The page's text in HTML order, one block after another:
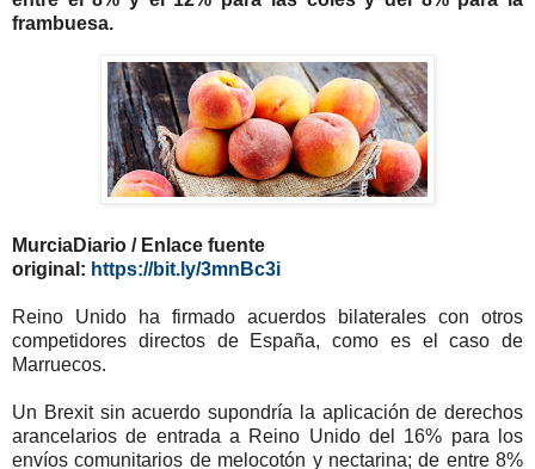
frambuesa.
MurciaDiario / Enlace fuente
original: https://bit.ly/3mnBc3i
Reino Unido ha firmado acuerdos bilaterales con otros
competidores directos de España, como es el caso de
Marruecos.
Un Brexit sin acuerdo supondría la aplicación de derechos
arancelarios de entrada a Reino Unido del 16% para los
envíos comunitarios de melocotón y nectarina; de entre 8%